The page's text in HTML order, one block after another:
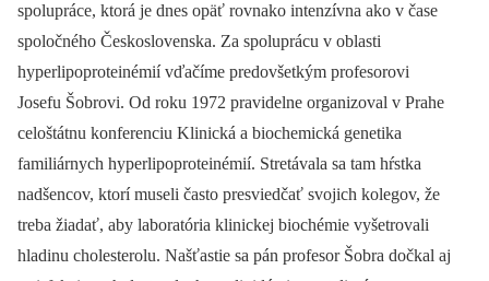
spolupráce, ktorá je dnes opäť rovnako intenzívna ako v čase
spoločného Československa. Za spoluprácu v oblasti
hyperlipoproteinémií vďačíme predovšetkým profesorovi
Josefu Šobrovi. Od roku 1972 pravidelne organizoval v Prahe
celoštátnu konferenciu Klinická a biochemická genetika
familiárnych hyperlipoproteinémií. Stretávala sa tam hŕstka
nadšencov, ktorí museli často presviedčať svojich kolegov, že
treba žiadať, aby laboratória klinickej biochémie vyšetrovali
hladinu cholesterolu. Našťastie sa pán profesor Šobra dočkal aj